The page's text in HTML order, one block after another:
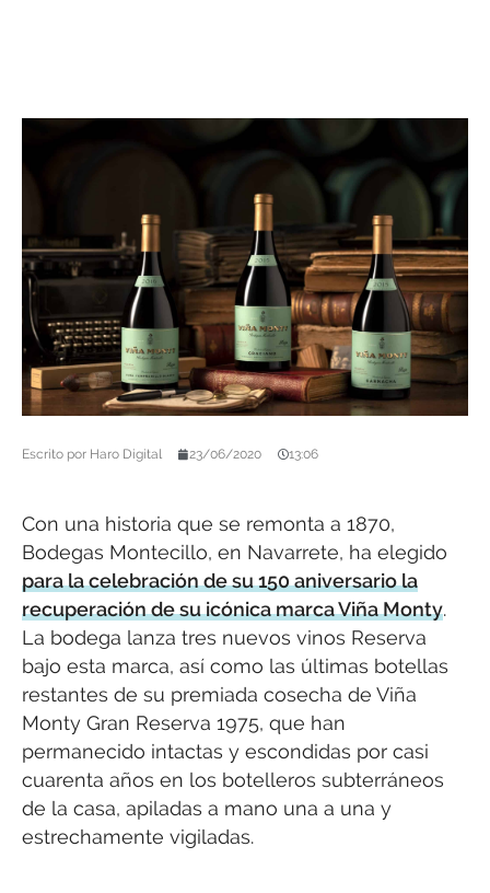
Escrito por Haro Digital 23/06/2020 13:06
Con una historia que se remonta a 1870,
Bodegas Montecillo, en Navarrete, ha elegido
para la celebración de su 150 aniversario la
recuperación de su icónica marca Viña Monty.
La bodega lanza tres nuevos vinos Reserva
bajo esta marca, así como las últimas botellas
restantes de su premiada cosecha de Viña
Monty Gran Reserva 1975, que han
permanecido intactas y escondidas por casi
cuarenta años en los botelleros subterráneos
de la casa, apiladas a mano una a una y
estrechamente vigiladas.